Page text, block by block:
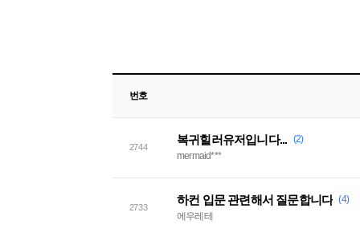
번호
2744
복귀힐러유저입니다... (2)
mermaid***
2733
하컨 입문 관련해서 질문합니다 (4)
에우레테